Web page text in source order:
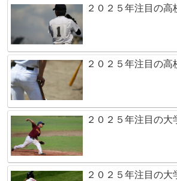
２０２５年注目の
２０２５年注目の
２０２５年注目の
２０２５年注目の